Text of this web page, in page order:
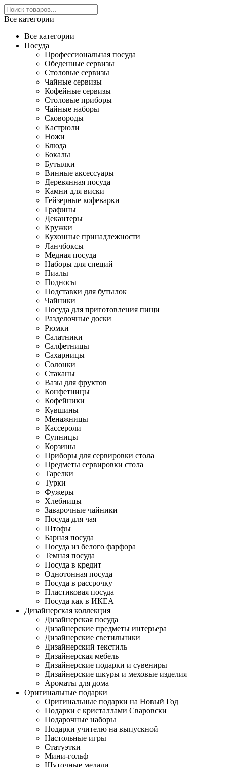
Все категории
Все категории
Посуда
Профессиональная посуда
Обеденные сервизы
Столовые сервизы
Чайные сервизы
Кофейные сервизы
Столовые приборы
Чайные наборы
Сковороды
Кастрюли
Ножи
Блюда
Бокалы
Бутылки
Винные аксессуары
Деревянная посуда
Камни для виски
Гейзерные кофеварки
Графины
Декантеры
Кружки
Кухонные принадлежности
Ланчбоксы
Медная посуда
Наборы для специй
Пиалы
Подносы
Подставки для бутылок
Чайники
Посуда для приготовления пищи
Разделочные доски
Рюмки
Салатники
Салфетницы
Сахарницы
Солонки
Стаканы
Вазы для фруктов
Конфетницы
Кофейники
Кувшины
Менажницы
Кассероли
Супницы
Корзины
Приборы для сервировки стола
Предметы сервировки стола
Тарелки
Турки
Фужеры
Хлебницы
Заварочные чайники
Посуда для чая
Штофы
Барная посуда
Посуда из белого фарфора
Темная посуда
Посуда в кредит
Однотонная посуда
Посуда в рассрочку
Пластиковая посуда
Посуда как в ИКЕА
Дизайнерская коллекция
Дизайнерская посуда
Дизайнерские предметы интерьера
Дизайнерские светильники
Дизайнерский текстиль
Дизайнерская мебель
Дизайнерские подарки и сувениры
Дизайнерские шкуры и меховые изделия
Ароматы для дома
Оригинальные подарки
Оригинальные подарки на Новый Год
Подарки с кристаллами Сваровски
Подарочные наборы
Подарки учителю на выпускной
Настольные игры
Статуэтки
Мини-гольф
Шуточные медали